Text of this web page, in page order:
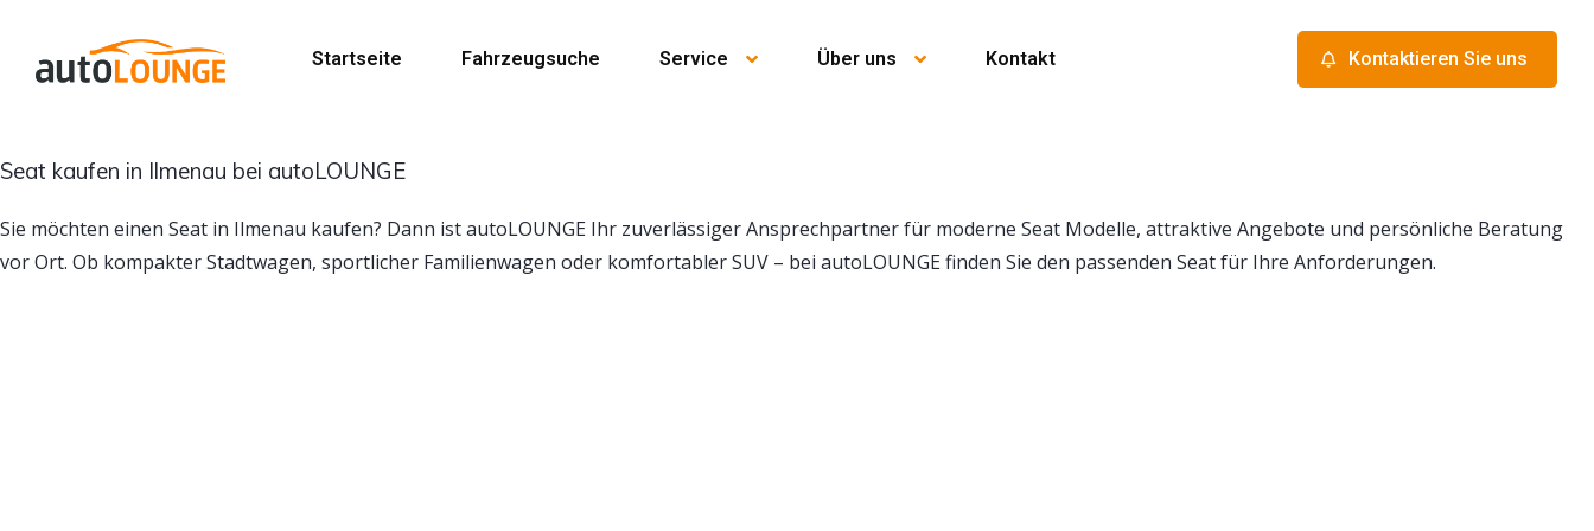
Startseite Fahrzeugsuche Service Über uns Kontakt Kontaktieren Sie uns
Seat kaufen in Ilmenau bei autoLOUNGE
Sie möchten einen Seat in Ilmenau kaufen? Dann ist autoLOUNGE Ihr zuverlässiger Ansprechpartner für moderne Seat Modelle, attraktive Angebote und persönliche Beratung
vor Ort. Ob kompakter Stadtwagen, sportlicher Familienwagen oder komfortabler SUV – bei autoLOUNGE finden Sie den passenden Seat für Ihre Anforderungen.